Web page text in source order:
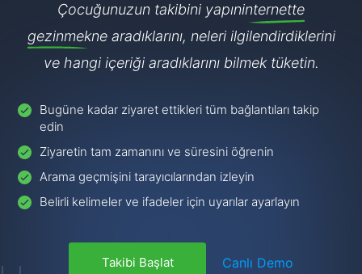
Çocuğunuzun takibini yapıninternette
gezinmekne aradıklarını, neleri ilgilendirdiklerini
ve hangi içeriği aradıklarını bilmek tüketin.
Bugüne kadar ziyaret ettikleri tüm bağlantıları takip
edin
Ziyaretin tam zamanını ve süresini öğrenin
Arama geçmişini tarayıcılarından izleyin
Belirli kelimeler ve ifadeler için uyarılar ayarlayın
Takibi Başlat Canlı Demo